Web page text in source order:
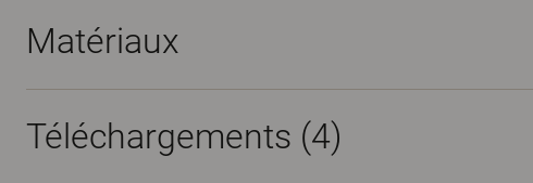
Matériaux
Téléchargements (4)